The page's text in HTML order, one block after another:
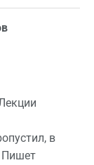
в
Пишет